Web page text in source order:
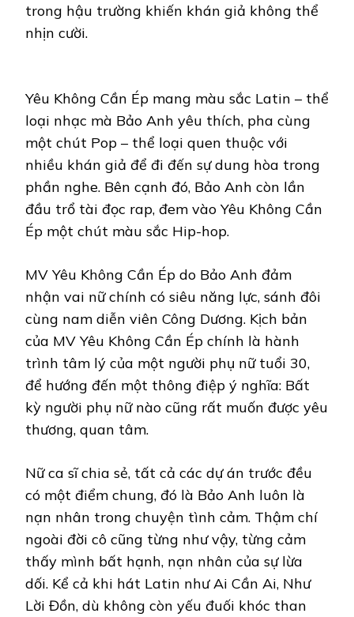
trong hậu trường khiến khán giả không thể
nhịn cười.
Yêu Không Cần Ép mang màu sắc Latin – thể
loại nhạc mà Bảo Anh yêu thích, pha cùng
một chút Pop – thể loại quen thuộc với
nhiều khán giả để đi đến sự dung hòa trong
phần nghe. Bên cạnh đó, Bảo Anh còn lần
đầu trổ tài đọc rap, đem vào Yêu Không Cần
Ép một chút màu sắc Hip-hop.
MV Yêu Không Cần Ép do Bảo Anh đảm
nhận vai nữ chính có siêu năng lực, sánh đôi
cùng nam diễn viên Công Dương. Kịch bản
của MV Yêu Không Cần Ép chính là hành
trình tâm lý của một người phụ nữ tuổi 30,
để hướng đến một thông điệp ý nghĩa: Bất
kỳ người phụ nữ nào cũng rất muốn được yêu
thương, quan tâm.
Nữ ca sĩ chia sẻ, tất cả các dự án trước đều
có một điểm chung, đó là Bảo Anh luôn là
nạn nhân trong chuyện tình cảm. Thậm chí
ngoài đời cô cũng từng như vậy, từng cảm
thấy mình bất hạnh, nạn nhân của sự lừa
dối. Kể cả khi hát Latin như Ai Cần Ai, Như
Lời Đồn, dù không còn yếu đuối khóc than